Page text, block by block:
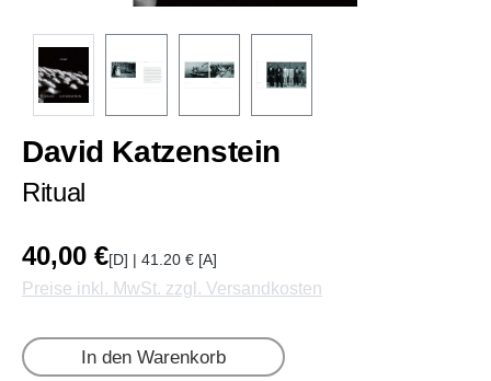
David Katzenstein
Ritual
40,00 €[D] | 41.20 € [A]
Preise inkl. MwSt. zzgl. Versandkosten
In den Warenkorb